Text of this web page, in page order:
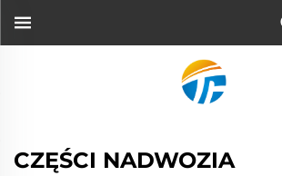
CZĘŚCI NADWOZIA